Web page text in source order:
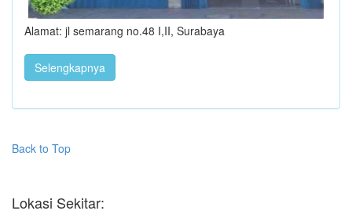
Alamat: jl semarang no.48 I,II, Surabaya
Selengkapnya
Back to Top
Lokasi Sekitar: